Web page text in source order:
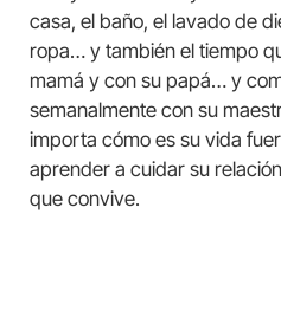
casa, el baño, el lavado de
ropa… y también el tiempo
mamá y con su papá… y
semanalmente con su
importa cómo es su vida
aprender a cuidar su
que convive.